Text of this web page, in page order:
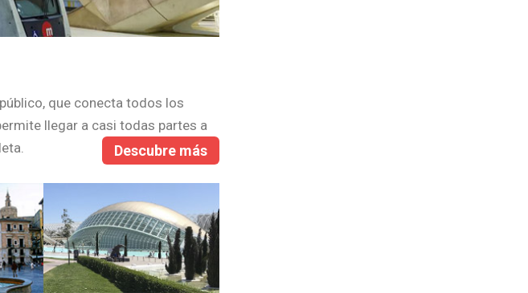
que conecta todos los
llegar a casi todas partes a
Descubre más